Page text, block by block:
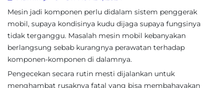
Mesin jadi komponen perlu didalam sistem penggerak
mobil, supaya kondisinya kudu dijaga supaya fungsinya
tidak terganggu. Masalah mesin mobil kebanyakan
berlangsung sebab kurangnya perawatan terhadap
komponen-komponen di dalamnya.
Pengecekan secara rutin mesti dijalankan untuk
menghambat rusaknya fatal yang bisa membahayakan